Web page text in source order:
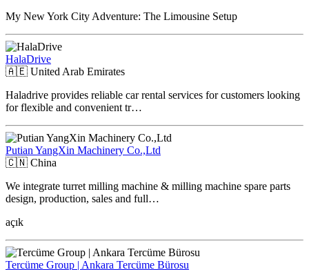
My New York City Adventure: The Limousine Setup
HalaDrive
🇦🇪 United Arab Emirates
Haladrive provides reliable car rental services for customers looking
for flexible and convenient tr…
Putian YangXin Machinery Co.,Ltd
🇨🇳 China
We integrate turret milling machine & milling machine spare parts
design, production, sales and full…
açık
Tercüme Group | Ankara Tercüme Bürosu